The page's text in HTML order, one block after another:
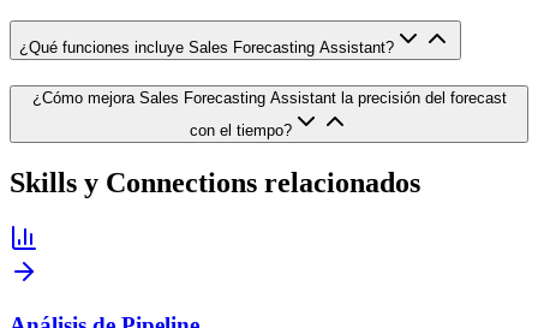
¿Qué funciones incluye Sales Forecasting Assistant?
¿Cómo mejora Sales Forecasting Assistant la precisión del forecast
con el tiempo?
Skills y Connections relacionados